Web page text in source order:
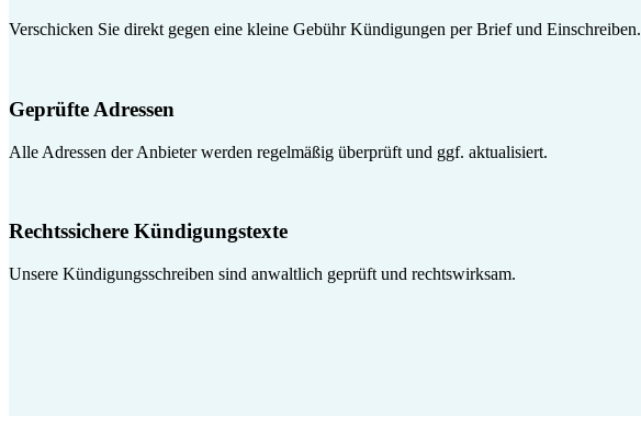
Verschicken Sie direkt gegen eine kleine Gebühr Kündigungen per Brief und Einschreiben.
Geprüfte Adressen
Alle Adressen der Anbieter werden regelmäßig überprüft und ggf. aktualisiert.
Rechtssichere Kündigungstexte
Unsere Kündigungsschreiben sind anwaltlich geprüft und rechtswirksam.